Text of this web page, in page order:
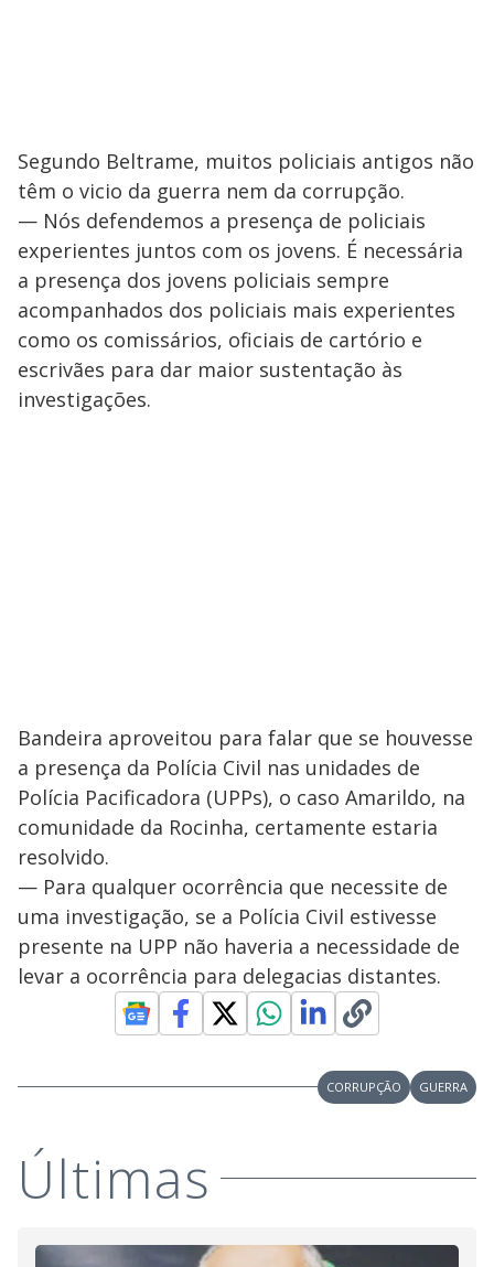
Segundo Beltrame, muitos policiais antigos não
têm o vicio da guerra nem da corrupção.
— Nós defendemos a presença de policiais
experientes juntos com os jovens. É necessária
a presença dos jovens policiais sempre
acompanhados dos policiais mais experientes
como os comissários, oficiais de cartório e
escrivães para dar maior sustentação às
investigações.
Bandeira aproveitou para falar que se houvesse
a presença da Polícia Civil nas unidades de
Polícia Pacificadora (UPPs), o caso Amarildo, na
comunidade da Rocinha, certamente estaria
resolvido.
— Para qualquer ocorrência que necessite de
uma investigação, se a Polícia Civil estivesse
presente na UPP não haveria a necessidade de
levar a ocorrência para delegacias distantes.
CORRUPÇÃO GUERRA
Últimas